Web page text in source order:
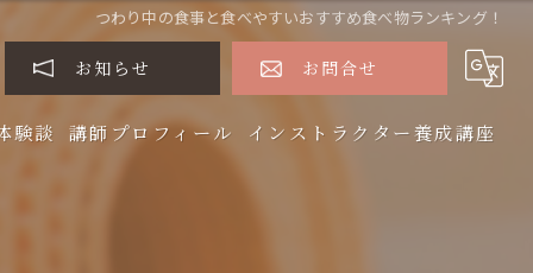
つわり中の食事と食べやすいおすすめ食べ物ランキング！
お知らせ お問合せ
験談 講師プロフィール インストラクター養成講座